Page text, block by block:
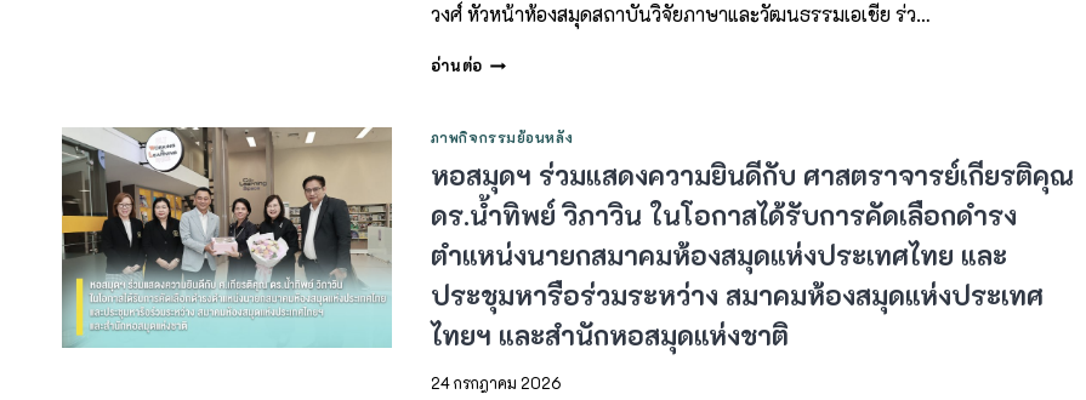
วงศ์ หัวหน้าห้องสมุดสถาบันวิจัยภาษาและวัฒนธรรมเอเชีย ร่ว…
อ่านต่อ
ภาพกิจกรรมย้อนหลัง
หอสมุดฯ ร่วมแสดงความยินดีกับ ศาสตราจารย์เกียรติคุณ
ดร.น้ำทิพย์ วิภาวิน ในโอกาสได้รับการคัดเลือกดำรง
ตำแหน่งนายกสมาคมห้องสมุดแห่งประเทศไทย และ
ประชุมหารือร่วมระหว่าง สมาคมห้องสมุดแห่งประเทศ
ไทยฯ และสำนักหอสมุดแห่งชาติ
24 กรกฎาคม 2026